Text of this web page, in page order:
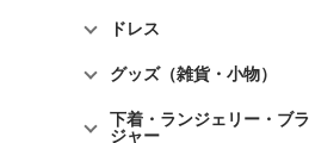
ドレス
グッズ（雑貨・小物）
下着・ランジェリー・ブラ
ジャー